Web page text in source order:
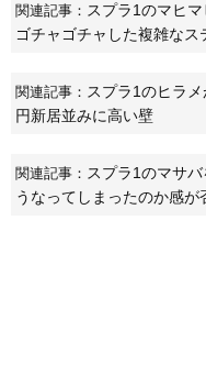
関連記事： スプラ1のマヒ
ゴチャゴチャした複雑なス
関連記事： スプラ1のヒラ
円新居並みに高い壁
関連記事： スプラ1のマサ
うなってしまったのか感が